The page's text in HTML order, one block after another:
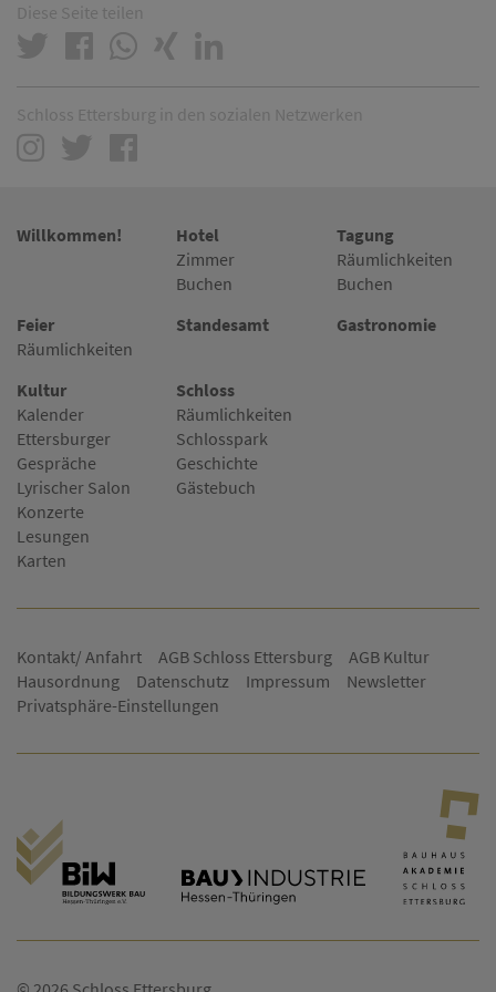
Diese Seite teilen
Schloss Ettersburg in den sozialen Netzwerken
Willkommen!
Hotel
Zimmer
Buchen
Tagung
Räumlichkeiten
Buchen
Feier
Räumlichkeiten
Standesamt Gastronomie
Kultur
Kalender
Ettersburger
Gespräche
Lyrischer Salon
Konzerte
Lesungen
Karten
Schloss
Räumlichkeiten
Schlosspark
Geschichte
Gästebuch
Kontakt/ Anfahrt AGB Schloss Ettersburg
AGB Kultur
Hausordnung
Datenschutz Impressum
Newsletter
Privatsphäre-Einstellungen